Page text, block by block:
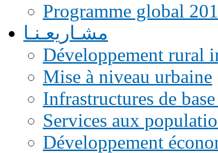
Programme global
مشـاريعـنـا
Développement rural
Mise à niveau urbaine
Infrastructures de
Services aux
Développement